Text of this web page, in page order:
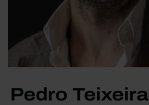
Pedro Teixeira